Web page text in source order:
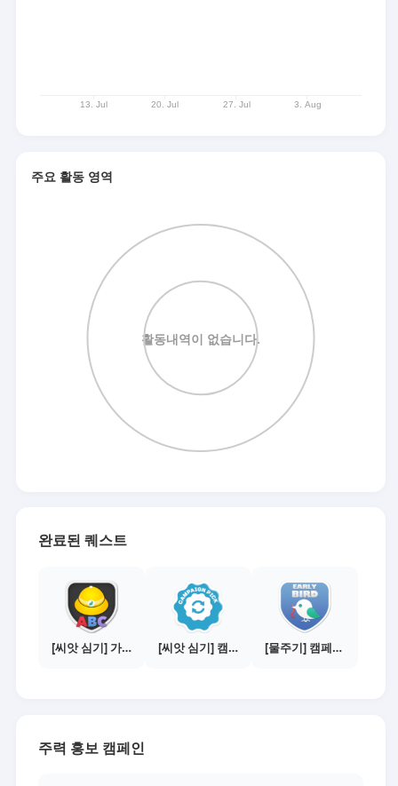
주요 활동 영역
완료된 퀘스트
[씨앗 심기] 가이드보기 - 매체별 활동 가이드 [씨앗 심기] 캠페인 전환하기 [물주기] 캠페인 참여하기
주력 홍보 캠페인